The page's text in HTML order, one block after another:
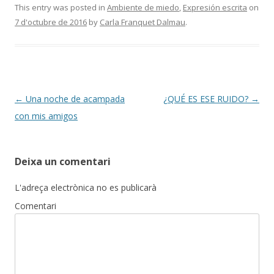
e
b
k
itt
er
m
p
ix
This entry was posted in Ambiente de miedo, Expresión escrita on
7 d'octubre de 2016 by Carla Franquet Dalmau.
Post
navigation
← Una noche de acampada
con mis amigos
¿QUÉ ES ESE RUIDO? →
Deixa un comentari
L'adreça electrònica no es publicarà
Comentari